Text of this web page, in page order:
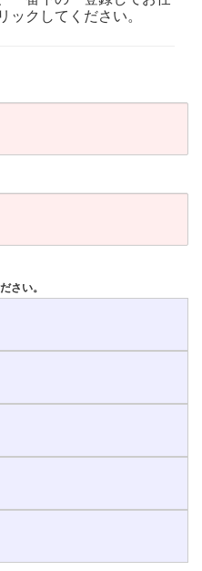
クしてください。
さい。